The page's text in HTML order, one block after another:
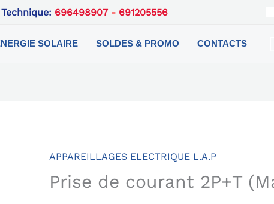
696498907 - 691205556
SOLAIRE SOLDES & PROMO CONTACTS
APPAREILLAGES ELECTRIQUE L.A.P
Prise de courant 2P+T